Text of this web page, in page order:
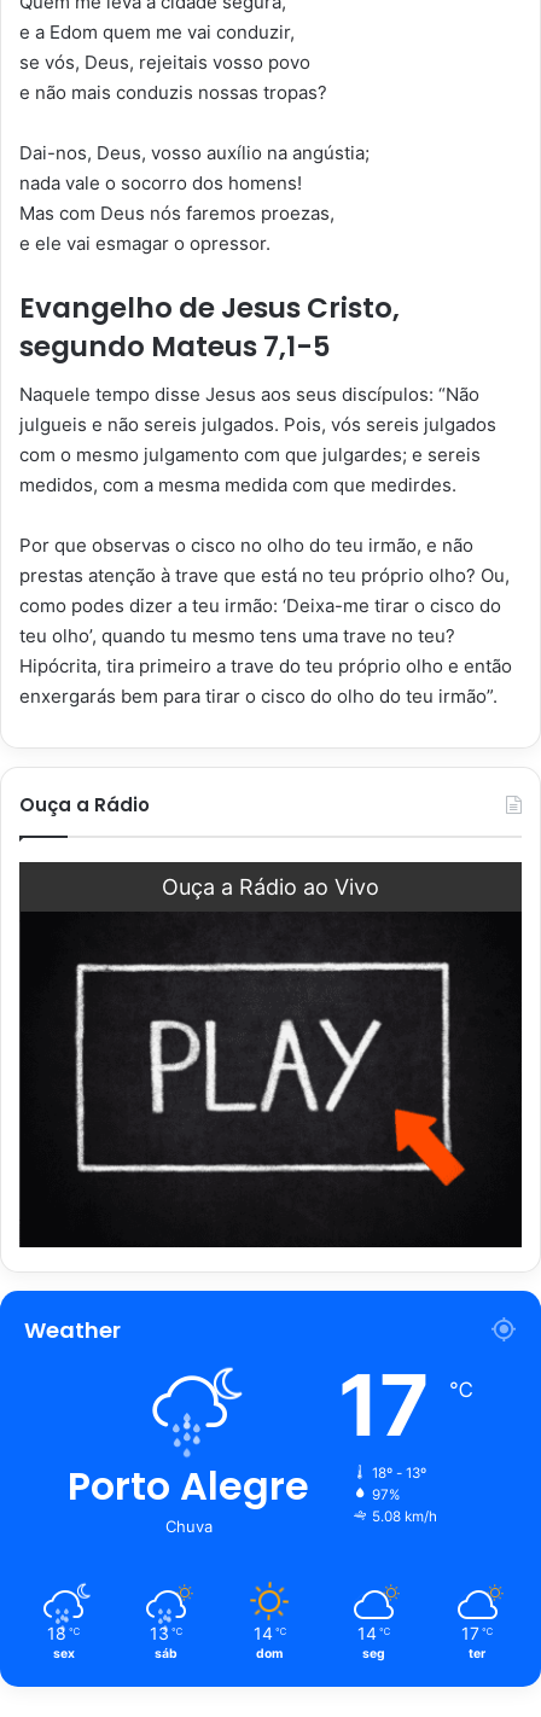
e a Edom quem me vai conduzir,
se vós, Deus, rejeitais vosso povo
e não mais conduzis nossas tropas?
Dai-nos, Deus, vosso auxílio na angústia;
nada vale o socorro dos homens!
Mas com Deus nós faremos proezas,
e ele vai esmagar o opressor.
Evangelho de Jesus Cristo,
segundo Mateus 7,1-5
Naquele tempo disse Jesus aos seus discípulos: “Não
julgueis e não sereis julgados. Pois, vós sereis julgados
com o mesmo julgamento com que julgardes; e sereis
medidos, com a mesma medida com que medirdes.
Por que observas o cisco no olho do teu irmão, e não
prestas atenção à trave que está no teu próprio olho? Ou,
como podes dizer a teu irmão: ‘Deixa-me tirar o cisco do
teu olho’, quando tu mesmo tens uma trave no teu?
Hipócrita, tira primeiro a trave do teu próprio olho e então
enxergarás bem para tirar o cisco do olho do teu irmão”.
Ouça a Rádio
Ouça a Rádio ao Vivo
Weather
Porto Alegre
Chuva
17 ℃
18º - 13º
97%
5.08 km/h
18 ℃
sex
13 ℃
sáb
14 ℃
dom
14 ℃
seg
17 ℃
ter